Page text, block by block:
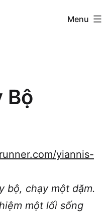
Menu
Bộ
yiannis-
bộ, chạy một dặm.
một lối sống